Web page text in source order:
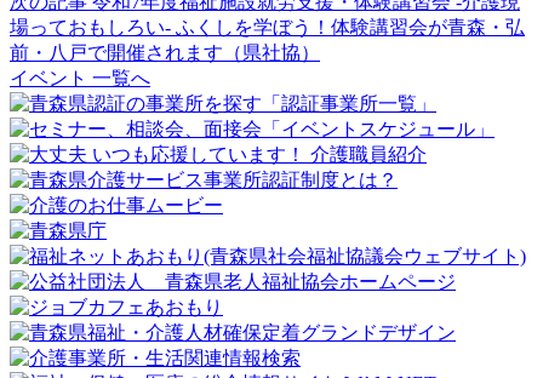
場っておもしろい- ふくしを学ぼう！体験講習会が青森・弘
前・八戸で開催されます（県社協）
イベント 一覧へ